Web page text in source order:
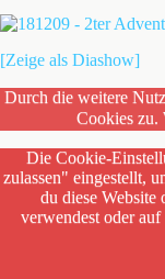
[Zeige als Diashow]
Durch die weitere
Cookies zu.
Die Cookie-
zulassen" eingestellt,
du diese
verwendest oder